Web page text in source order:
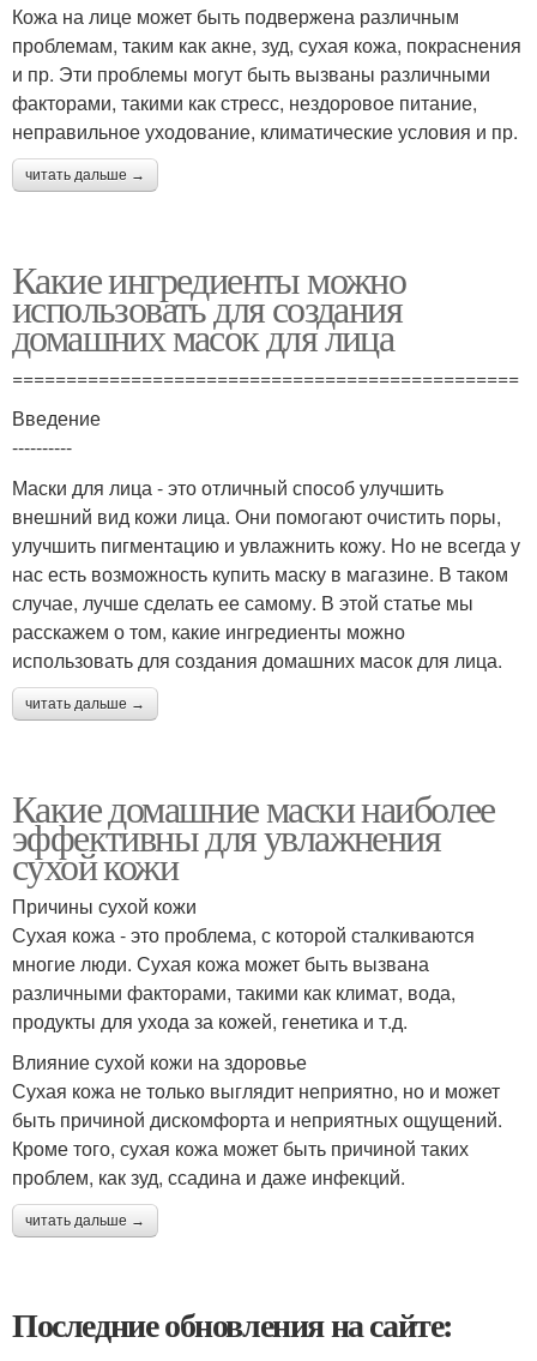
Кожа на лице может быть подвержена различным
проблемам, таким как акне, зуд, сухая кожа, покраснения
и пр. Эти проблемы могут быть вызваны различными
факторами, такими как стресс, нездоровое питание,
неправильное уходование, климатические условия и пр.
читать дальше →
Какие ингредиенты можно
использовать для создания
домашних масок для лица
===============================================
Введение
----------
Маски для лица - это отличный способ улучшить
внешний вид кожи лица. Они помогают очистить поры,
улучшить пигментацию и увлажнить кожу. Но не всегда у
нас есть возможность купить маску в магазине. В таком
случае, лучше сделать ее самому. В этой статье мы
расскажем о том, какие ингредиенты можно
использовать для создания домашних масок для лица.
читать дальше →
Какие домашние маски наиболее
эффективны для увлажнения
сухой кожи
Причины сухой кожи
Сухая кожа - это проблема, с которой сталкиваются
многие люди. Сухая кожа может быть вызвана
различными факторами, такими как климат, вода,
продукты для ухода за кожей, генетика и т.д.
Влияние сухой кожи на здоровье
Сухая кожа не только выглядит неприятно, но и может
быть причиной дискомфорта и неприятных ощущений.
Кроме того, сухая кожа может быть причиной таких
проблем, как зуд, ссадина и даже инфекций.
читать дальше →
Последние обновления на сайте: